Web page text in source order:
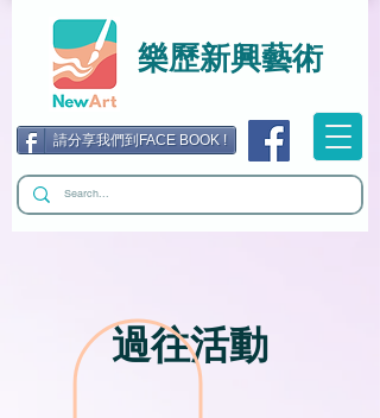
請分享我們到FACE BOOK !
樂歷新興藝術
​過往活動